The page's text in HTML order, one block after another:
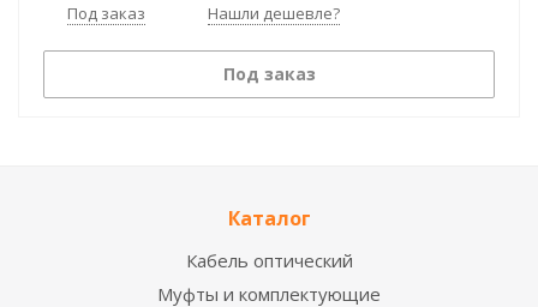
Под заказ Нашли дешевле?
Под заказ
Каталог
Кабель оптический
Муфты и комплектующие